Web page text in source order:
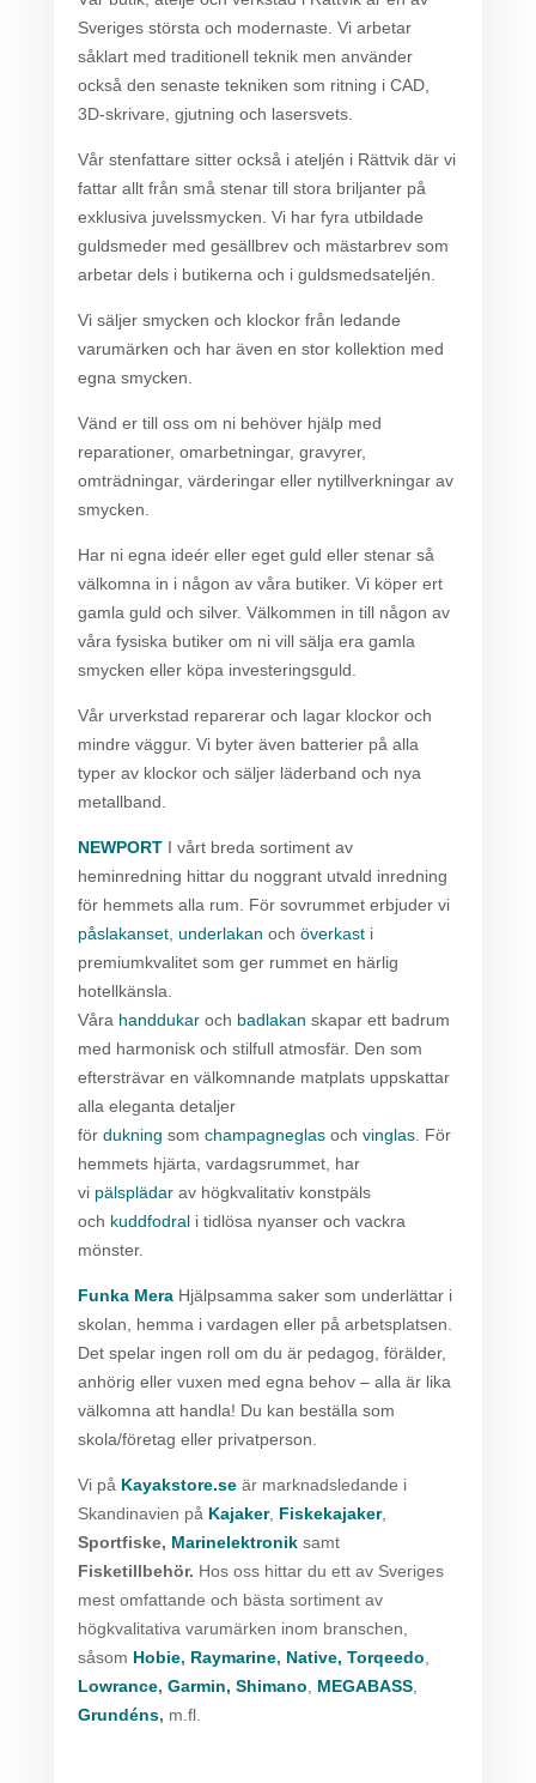
Sveriges största och modernaste. Vi arbetar
såklart med traditionell teknik men använder
också den senaste tekniken som ritning i CAD,
3D-skrivare, gjutning och lasersvets.
Vår stenfattare sitter också i ateljén i Rättvik där vi
fattar allt från små stenar till stora briljanter på
exklusiva juvelssmycken. Vi har fyra utbildade
guldsmeder med gesällbrev och mästarbrev som
arbetar dels i butikerna och i guldsmedsateljén.
Vi säljer smycken och klockor från ledande
varumärken och har även en stor kollektion med
egna smycken.
Vänd er till oss om ni behöver hjälp med
reparationer, omarbetningar, gravyrer,
omträdningar, värderingar eller nytillverkningar av
smycken.
Har ni egna ideér eller eget guld eller stenar så
välkomna in i någon av våra butiker. Vi köper ert
gamla guld och silver. Välkommen in till någon av
våra fysiska butiker om ni vill sälja era gamla
smycken eller köpa investeringsguld.
Vår urverkstad reparerar och lagar klockor och
mindre väggur. Vi byter även batterier på alla
typer av klockor och säljer läderband och nya
metallband.
NEWPORTI vårt breda sortiment av
heminredning hittar du noggrant utvald inredning
för hemmets alla rum. För sovrummet erbjuder vi
påslakanset, underlakan och överkasti
premiumkvalitet som ger rummet en härlig
hotellkänsla.
Våra handdukaroch badlakan skapar ett badrum
med harmonisk och stilfull atmosfär. Den som
eftersträvar en välkomnande matplats uppskattar
alla eleganta detaljer
för dukning som champagneglasoch vinglas. För
hemmets hjärta, vardagsrummet, har
vi pälsplädarav högkvalitativ konstpäls
och kuddfodrali tidlösa nyanser och vackra
mönster.
Funka MeraHjälpsamma saker som underlättar i
skolan, hemma i vardagen eller på arbetsplatsen.
Det spelar ingen roll om du är pedagog, förälder,
anhörig eller vuxen med egna behov – alla är lika
välkomna att handla! Du kan beställa som
skola/företag eller privatperson.
Vi på Kayakstore.seär marknadsledande i
Skandinavien på Kajaker, Fiskekajaker,
Sportfiske, Marinelektroniksamt
Fisketillbehör. Hos oss hittar du ett av Sveriges
mest omfattande och bästa sortiment av
högkvalitativa varumärken inom branschen,
såsom Hobie, Raymarine, Native, Torqeedo
Lowrance, Garmin, Shimano MEGABASS,
Grundéns, m.fl.